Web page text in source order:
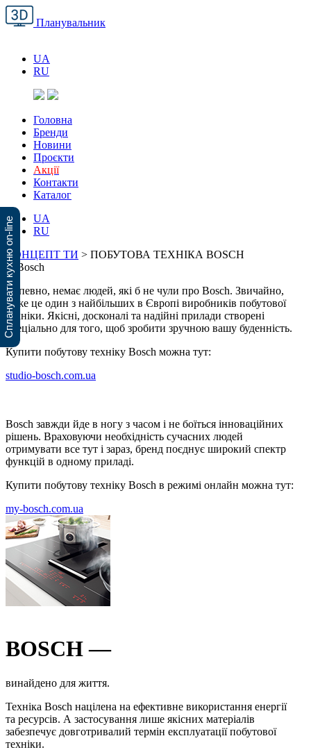
Планувальник
UA
RU
Головна
Бренди
Новини
Проєкти
Акції
Контакти
Каталог
UA
RU
КОНЦЕПТ ТИ > ПОБУТОВА ТЕХНІКА BOSCH
Напевно, немає людей, які б не чули про Bosch. Звичайно,
адже це один з найбільших в Європі виробників побутової
техніки. Якісні, досконалі та надійні прилади створені
спеціально для того, щоб зробити зручною вашу буденність.
Купити побутову техніку Bosch можна тут:
studio-bosch.com.ua
Bosch завжди йде в ногу з часом і не боїться інноваційних
рішень. Враховуючи необхідність сучасних людей
отримувати все тут і зараз, бренд поєднує широкий спектр
функцій в одному приладі.
Купити побутову техніку Bosch в режимі онлайн можна тут:
my-bosch.com.ua
BOSCH —
винайдено для життя.
Техніка Bosch націлена на ефективне використання енергії
та ресурсів. А застосування лише якісних матеріалів
забезпечує довготривалий термін експлуатації побутової
техніки.
Спланувати кухню on-line